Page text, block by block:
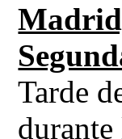
Tarde